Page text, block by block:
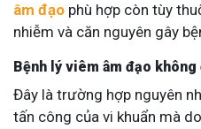
âm đạo phù hợp còn tùy
nhiễm và căn nguyên gây
Bệnh lý viêm âm đạo không
Đây là trường hợp nguyên
tấn công của vi khuẩn mà